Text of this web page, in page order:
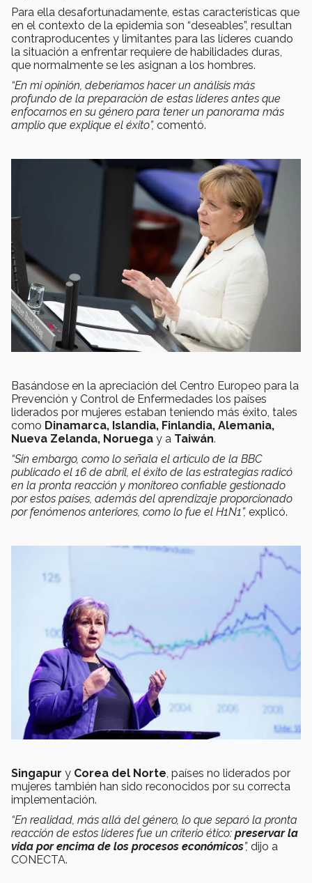
Para ella desafortunadamente, estas características que
en el contexto de la epidemia son “deseables”, resultan
contraproducentes y limitantes para las líderes cuando
la situación a enfrentar requiere de habilidades duras,
que normalmente se les asignan a los hombres.
“En mi opinión, deberíamos hacer un análisis más
profundo de la preparación de estas líderes antes que
enfocarnos en su género para tener un panorama más
amplio que explique el éxito”, comentó.
Basándose en la apreciación del Centro Europeo para la
Prevención y Control de Enfermedades los países
liderados por mujeres estaban teniendo más éxito, tales
como Dinamarca, Islandia, Finlandia, Alemania,
Nueva Zelanda, Noruega y a Taiwán.
“Sin embargo, como lo señala el artículo de la BBC
publicado el 16 de abril, el éxito de las estrategias radicó
en la pronta reacción y monitoreo confiable gestionado
por estos países, además del aprendizaje proporcionado
por fenómenos anteriores, como lo fue el H1N1”, explicó.
Singapur y Corea del Norte , países no liderados por
mujeres también han sido reconocidos por su correcta
implementación.
“En realidad, más allá del género, lo que separó la pronta
reacción de estos líderes fue un criterio ético: preservar la
vida por encima de los procesos económicos”, dijo a
CONECTA.